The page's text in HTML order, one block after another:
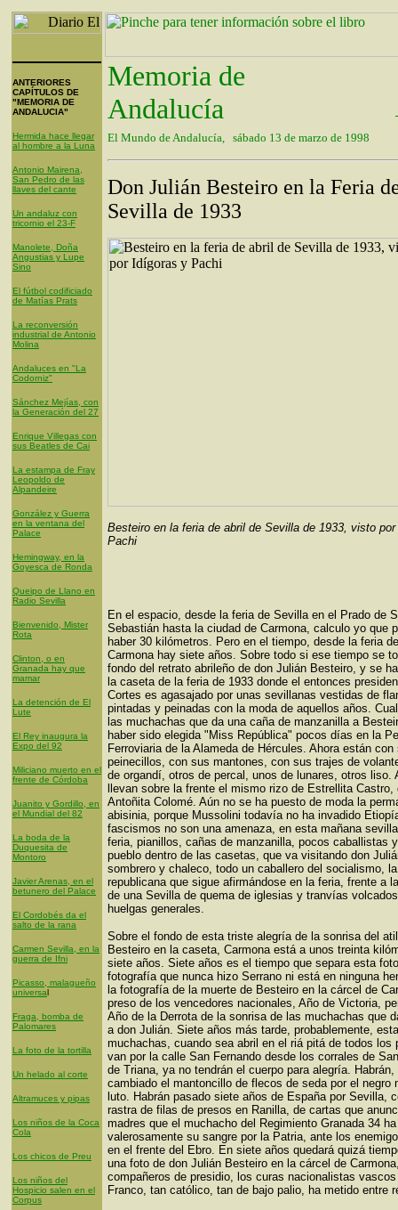
ANTERIORES
CAPÍTULOS DE
"MEMORIA DE
ANDALUCIA"
Hermida hace llegar
al hombre a la Luna
Antonio Mairena,
San Pedro de las
llaves del cante
Un andaluz con
tricornio el 23-F
Manolete, Doña
Angustias y Lupe
Sino
El fútbol codificiado
de Matías Prats
La reconversión
industrial de Antonio
Molina
Andaluces en "La
Codorniz"
Sánchez Mejías, con
la Generación del 27
Enrique Villegas con
sus Beatles de Cai
La estampa de Fray
Leopoldo de
Alpandeire
González y Guerra
en la ventana del
Palace
Hemingway, en la
Goyesca de Ronda
Queipo de Llano en
Radio Sevilla
Bienvenido, Mister
Rota
Clinton, o en
Granada hay que
mamar
La detención de El
Lute
El Rey inaugura la
Expo del 92
Miliciano muerto en el
frente de Córdoba
Juanito y Gordillo, en
el Mundial del 82
La boda de la
Duquesita de
Montoro
Javier Arenas, en el
betunero del Palace
El Cordobés da el
salto de la rana
Carmen Sevilla, en la
guerra de Ifni
Picasso, malagueño
universal
Fraga, bomba de
Palomares
La foto de la tortilla
Un helado al corte
Altramuces y pipas
Los niños de la Coca
Cola
Los chicos de Preu
Los niños del
Hospicio salen en el
Corpus
Memoria de
Andalucía
El Mundo de Andalucía, sábado 13 de marzo de 1998
Don Julián Besteiro en la Feria
Sevilla de 1933
Besteiro en la feria de abril de Sevilla de 1933, visto
Pachi
En el espacio, desde la feria de Sevilla en el Prado de
Sebastián hasta la ciudad de Carmona, calculo yo que
haber 30 kilómetros. Pero en el tiempo, desde la feria
Carmona hay siete años. Sobre todo si ese tiempo se
fondo del retrato abrileño de don Julián Besteiro, y se
la caseta de la feria de 1933 donde el entonces
Cortes es agasajado por unas sevillanas vestidas de
pintadas y peinadas con la moda de aquellos años.
las muchachas que da una caña de manzanilla a
haber sido elegida "Miss República" pocos días en la
Ferroviaria de la Alameda de Hércules. Ahora están con
peinecillos, con sus mantones, con sus trajes de
de organdí, otros de percal, unos de lunares, otros liso.
llevan sobre la frente el mismo rizo de Estrellita Castro,
Antoñita Colomé. Aún no se ha puesto de moda la
abisinia, porque Mussolini todavía no ha invadido
fascismos no son una amenaza, en esta mañana
feria, pianillos, cañas de manzanilla, pocos caballistas
pueblo dentro de las casetas, que va visitando don
sombrero y chaleco, todo un caballero del socialismo,
republicana que sigue afirmándose en la feria, frente a
de una Sevilla de quema de iglesias y tranvías
huelgas generales.
Sobre el fondo de esta triste alegría de la sonrisa del
Besteiro en la caseta, Carmona está a unos treinta
siete años. Siete años es el tiempo que separa esta
fotografía que nunca hizo Serrano ni está en ninguna
la fotografía de la muerte de Besteiro en la cárcel de
preso de los vencedores nacionales, Año de Victoria,
Año de la Derrota de la sonrisa de las muchachas que
a don Julián. Siete años más tarde, probablemente,
muchachas, cuando sea abril en el riá pitá de todos los
van por la calle San Fernando desde los corrales de
de Triana, ya no tendrán el cuerpo para alegría. Habrán,
cambiado el mantoncillo de flecos de seda por el negro
luto. Habrán pasado siete años de España por Sevilla,
rastra de filas de presos en Ranilla, de cartas que
madres que el muchacho del Regimiento Granada 34
valerosamente su sangre por la Patria, ante los
en el frente del Ebro. En siete años quedará quizá
una foto de don Julián Besteiro en la cárcel de
compañeros de presidio, los curas nacionalistas
Franco, tan católico, tan de bajo palio, ha metido entre